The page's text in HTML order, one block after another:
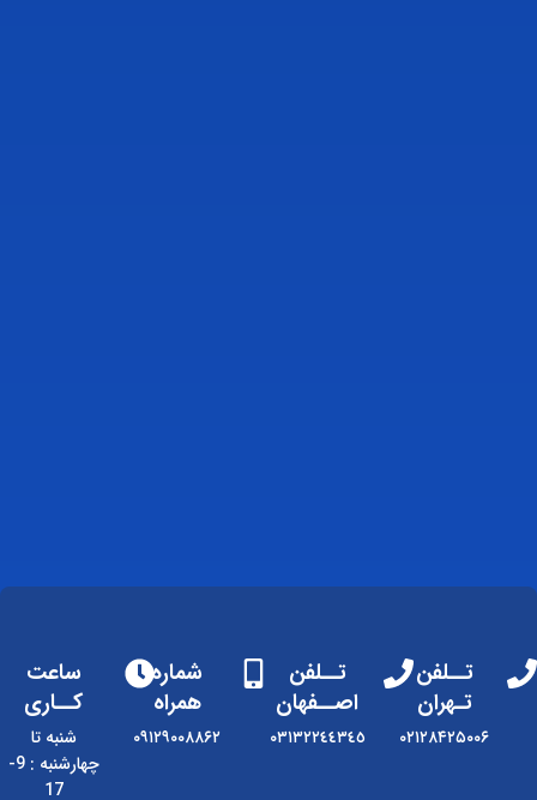
تــلفن
تـهران
۰۲۱۲۸۴۲۵۰۰۶
تــلفن
اصــفهان
٠٣١٣٢٢٤٤٣٤٥
شماره
همراه
۰۹۱۲۹۰۰۸۸۶۲
ساعت
کــاری
شنبه تا
چهارشنبه : 9-
17